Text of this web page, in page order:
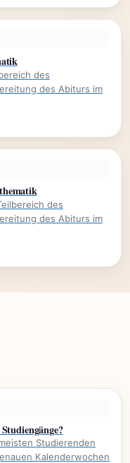
des
des Abiturs im
des
des Abiturs im
Studierenden
Kalenderwochen